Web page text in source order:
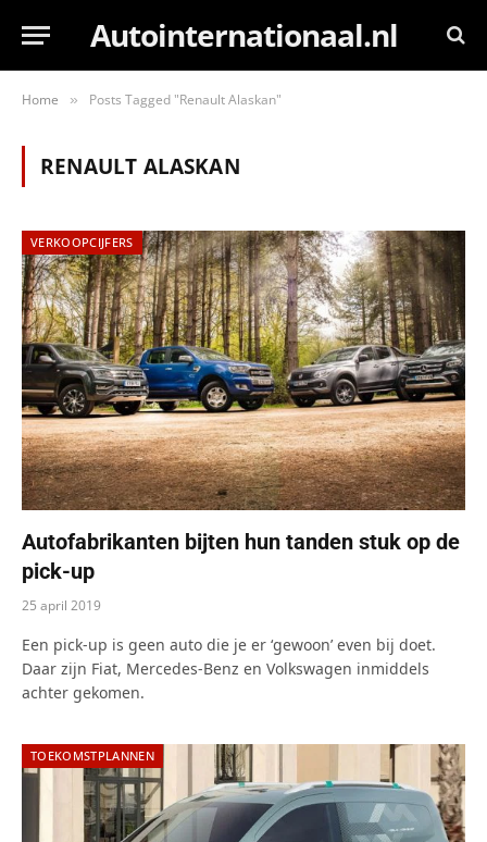
Autointernationaal.nl
Home » Posts Tagged "Renault Alaskan"
RENAULT ALASKAN
VERKOOPCIJFERS
Autofabrikanten bijten hun tanden stuk op de
pick-up
25 april 2019
Een pick-up is geen auto die je er ‘gewoon’ even bij doet.
Daar zijn Fiat, Mercedes-Benz en Volkswagen inmiddels
achter gekomen.
TOEKOMSTPLANNEN